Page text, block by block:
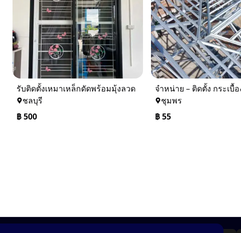
รับติดตั้งเหมาเหล็กดัดพร้อมมุ้งลวด
ชลบุรี
฿500
ชุมพร
฿55